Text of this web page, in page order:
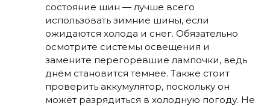
состояние шин — лучше всего
использовать зимние шины, если
ожидаются холода и снег. Обязательно
осмотрите системы освещения и
замените перегоревшие лампочки, ведь
днём становится темнее. Также стоит
проверить аккумулятор, поскольку он
может разрядиться в холодную погоду. Не